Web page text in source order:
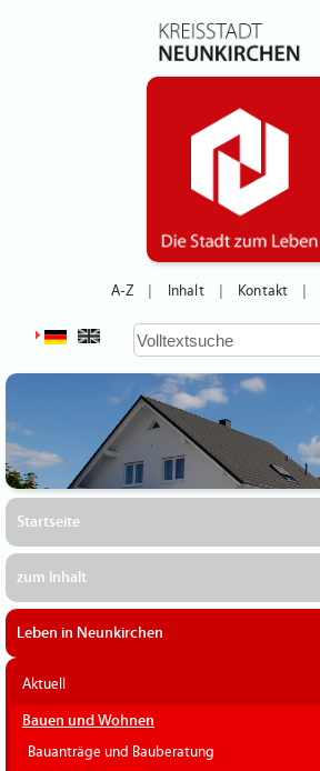
A-Z Inhalt Kontakt
Startseite
zum Inhalt
Leben in Neunkirchen
Aktuell
Bauen und Wohnen
Bauanträge und Bauberatung